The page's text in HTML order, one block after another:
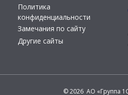
Политика
конфиденциальности
Замечания по сайту
Другие сайты
© 2026 АО «Группа